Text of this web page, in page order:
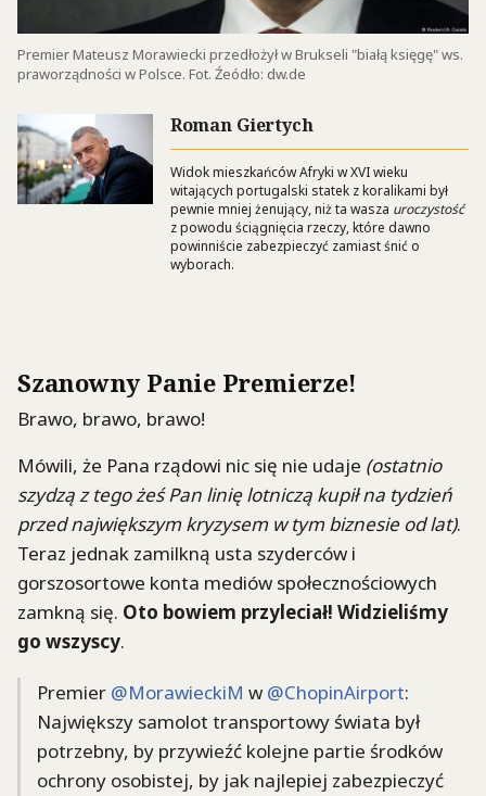
Premier Mateusz Morawiecki przedłożył w Brukseli "białą księgę" ws.
praworządności w Polsce. Fot. Źeódło: dw.de
Roman Giertych
Widok mieszkańców Afryki w XVI wieku
witających portugalski statek z koralikami był
pewnie mniej żenujący, niż ta wasza uroczystość
z powodu ściągnięcia rzeczy, które dawno
powinniście zabezpieczyć zamiast śnić o
wyborach.
Szanowny Panie Premierze!
Brawo, brawo, brawo!
Mówili, że Pana rządowi nic się nie udaje (ostatnio
szydzą z tego żeś Pan linię lotniczą kupił na tydzień
przed największym kryzysem w tym biznesie od lat).
Teraz jednak zamilkną usta szyderców i
gorszosortowe konta mediów społecznościowych
zamkną się. Oto bowiem przyleciał! Widzieliśmy
go wszyscy.
Premier @MorawieckiM w @ChopinAirport:
Największy samolot transportowy świata był
potrzebny, by przywieźć kolejne partie środków
ochrony osobistej, by jak najlepiej zabezpieczyć